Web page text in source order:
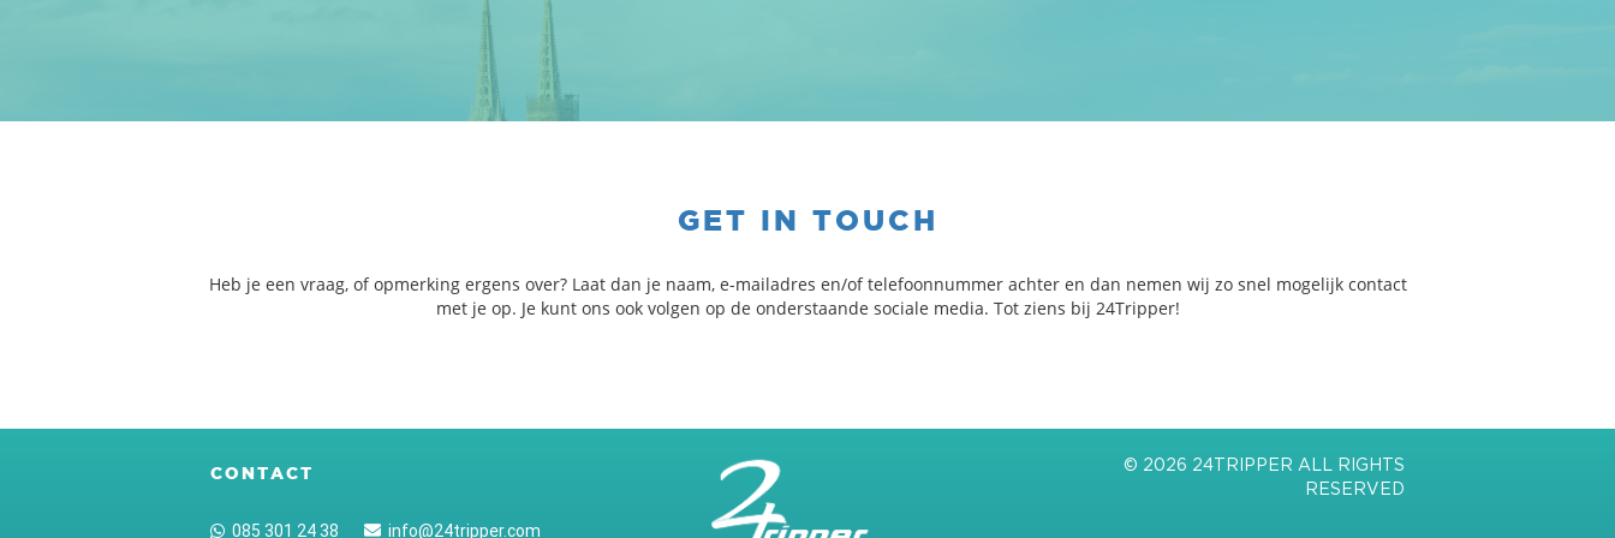
GET IN TOUCH
Heb je een vraag, of opmerking ergens over? Laat dan je naam, e-mailadres en/of telefoonnummer achter en dan nemen wij zo snel mogelijk contact
met je op. Je kunt ons ook volgen op de onderstaande sociale media. Tot ziens bij 24Tripper!
CONTACT
085 301 24 38 info@24tripper.com
© 2026 24TRIPPER ALL RIGHTS
RESERVED